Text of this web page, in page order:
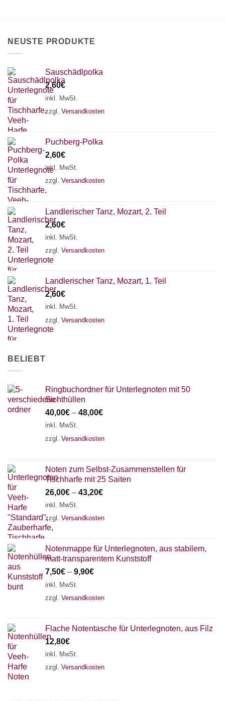
NEUSTE PRODUKTE
Sauschädlpolka
2,60€
inkl. MwSt.
zzgl. Versandkosten
Puchberg-Polka
2,60€
inkl. MwSt.
zzgl. Versandkosten
Landlerischer Tanz, Mozart, 2. Teil
2,60€
inkl. MwSt.
zzgl. Versandkosten
Landlerischer Tanz, Mozart, 1. Teil
2,60€
inkl. MwSt.
zzgl. Versandkosten
BELIEBT
Ringbuchordner für Unterlegnoten mit 50
Sichthüllen
40,00€ – 48,00€
inkl. MwSt.
zzgl. Versandkosten
Noten zum Selbst-Zusammenstellen für
Tischharfe mit 25 Saiten
26,00€ – 43,20€
inkl. MwSt.
zzgl. Versandkosten
Notenmappe für Unterlegnoten, aus stabilem,
matt-transparentem Kunststoff
7,50€ – 9,90€
inkl. MwSt.
zzgl. Versandkosten
Flache Notentasche für Unterlegnoten, aus Filz
12,80€
inkl. MwSt.
zzgl. Versandkosten